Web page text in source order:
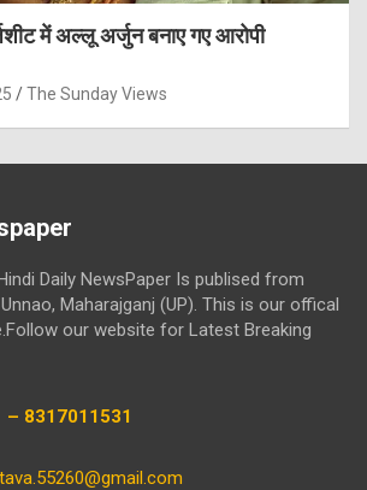
में अल्लू अर्जुन बनाए गए आरोपी
The Sunday Views
Daily NewsPaper Is publised from
Maharajganj (UP). This is our offical
our website for Latest Breaking
– 8317011531